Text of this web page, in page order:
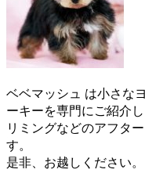
2021.1.31
ヨークシャーテリアの
成としつけを行い、愛
からお買い求めいただ
ベドールでは、ヨーク
験豊富なブリーダーが
また、飼い主さんへ飼
す。ヨークシャーテリ
店にご相談下さい。
ベベマッシュ は小さな
ーキーを専門にご紹介
リミングなどのアフタ
す。
是非、お越しください。